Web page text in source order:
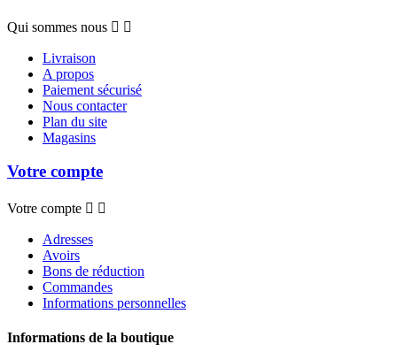
Qui sommes nous  
Livraison
A propos
Paiement sécurisé
Nous contacter
Plan du site
Magasins
Votre compte
Votre compte  
Adresses
Avoirs
Bons de réduction
Commandes
Informations personnelles
Informations de la boutique